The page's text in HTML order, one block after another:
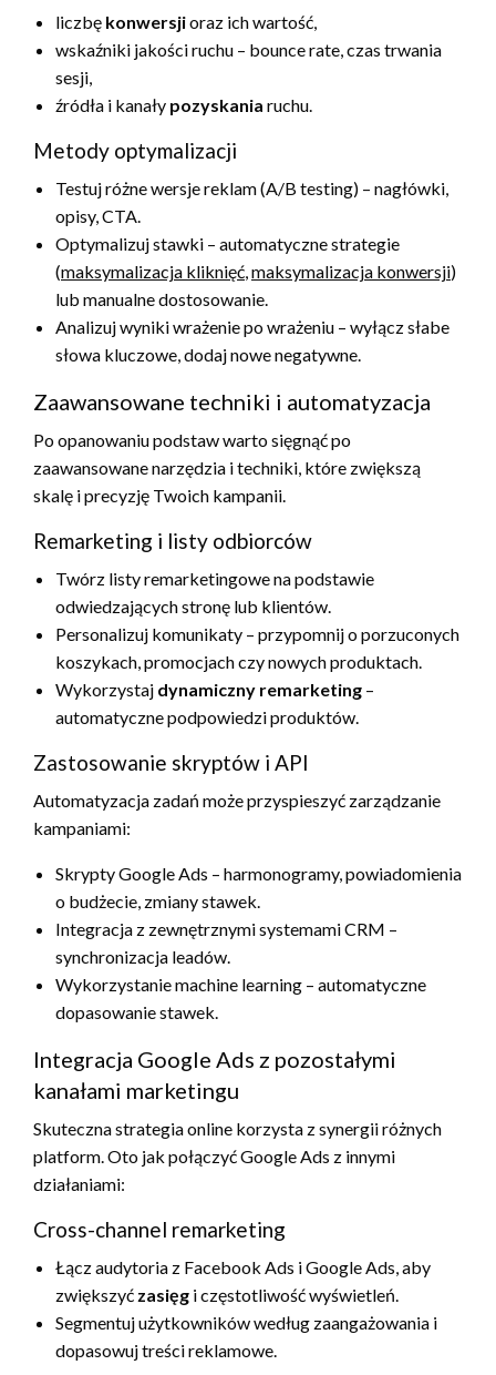
liczbę konwersjioraz ich wartość,
wskaźniki jakości ruchu – bounce rate, czas trwania
sesji,
źródła i kanały pozyskania ruchu.
Metody optymalizacji
Testuj różne wersje reklam (A/B testing) – nagłówki,
opisy, CTA.
Optymalizuj stawki – automatyczne strategie
(maksymalizacja kliknięć,maksymalizacja konwersji)
lub manualne dostosowanie.
Analizuj wyniki wrażenie po wrażeniu – wyłącz słabe
słowa kluczowe, dodaj nowe negatywne.
Zaawansowane techniki i automatyzacja
Po opanowaniu podstaw warto sięgnąć po
zaawansowane narzędzia i techniki, które zwiększą
skalę i precyzję Twoich kampanii.
Remarketing i listy odbiorców
Twórz listy remarketingowe na podstawie
odwiedzających stronę lub klientów.
Personalizuj komunikaty – przypomnij o porzuconych
koszykach, promocjach czy nowych produktach.
Wykorzystaj dynamiczny remarketing –
automatyczne podpowiedzi produktów.
Zastosowanie skryptów i API
Automatyzacja zadań może przyspieszyć zarządzanie
kampaniami:
Skrypty Google Ads – harmonogramy, powiadomienia
o budżecie, zmiany stawek.
Integracja z zewnętrznymi systemami CRM –
synchronizacja leadów.
Wykorzystanie machine learning – automatyczne
dopasowanie stawek.
Integracja Google Ads z pozostałymi
kanałami marketingu
Skuteczna strategia online korzysta z synergii różnych
platform. Oto jak połączyć Google Ads z innymi
działaniami:
Cross-channel remarketing
Łącz audytoria z Facebook Ads i Google Ads, aby
zwiększyć zasięg i częstotliwość wyświetleń.
Segmentuj użytkowników według zaangażowania i
dopasowuj treści reklamowe.